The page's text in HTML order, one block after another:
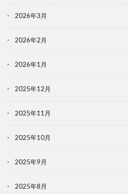
2026年3月
2026年2月
2026年1月
2025年12月
2025年11月
2025年10月
2025年9月
2025年8月